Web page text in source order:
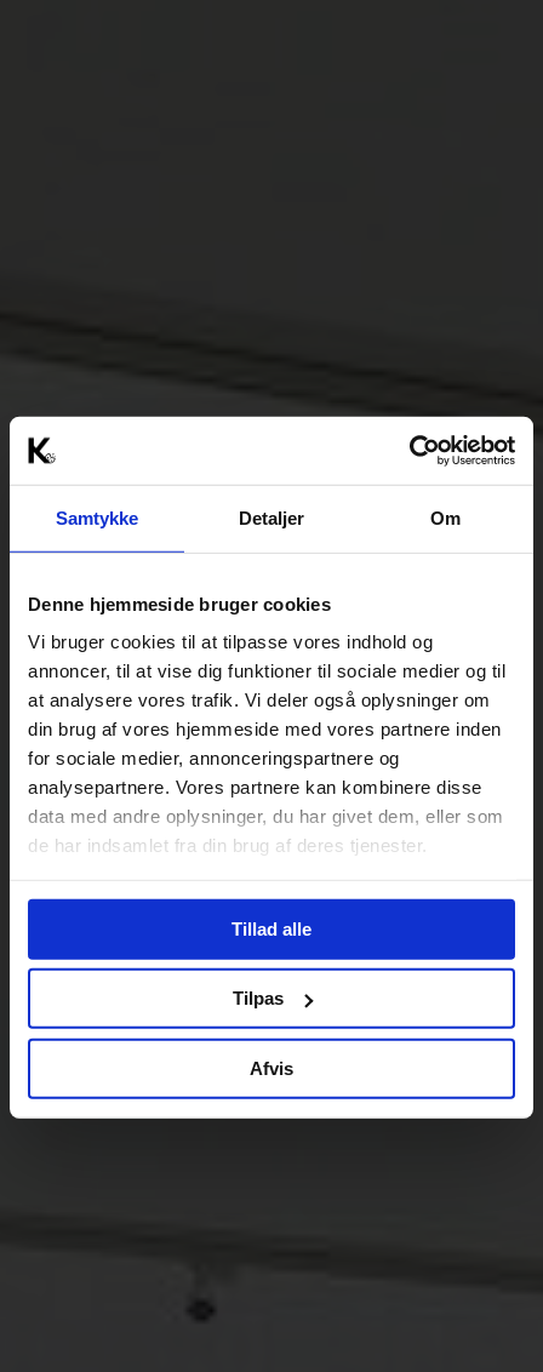
Samtykke Detaljer Om
Denne hjemmeside bruger cookies
Vi bruger cookies til at tilpasse vores indhold og
annoncer, til at vise dig funktioner til sociale medier og til
at analysere vores trafik. Vi deler også oplysninger om
din brug af vores hjemmeside med vores partnere inden
for sociale medier, annonceringspartnere og
analysepartnere. Vores partnere kan kombinere disse
data med andre oplysninger, du har givet dem, eller som
de har indsamlet fra din brug af deres tjenester.
Tillad alle
Tilpas
Afvis